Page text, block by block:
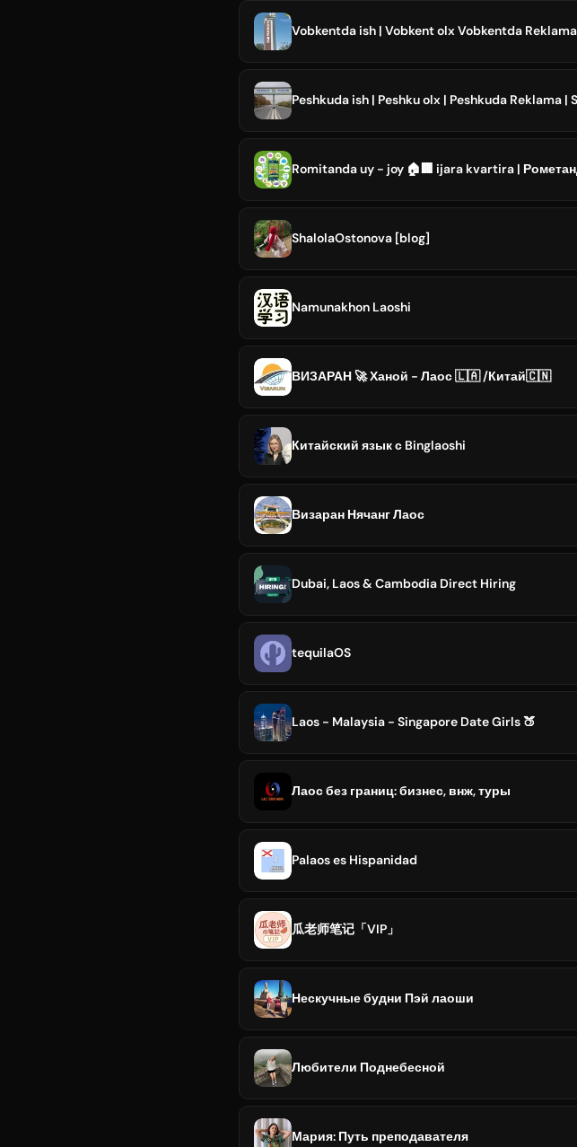
ShalolaOstonova [blog]
Namunakhon Laoshi
ВИЗАРАН 🚀 Ханой - Лаос 🇱🇦 /Китай🇨🇳
Китайский язык с Binglaoshi
Визаран Нячанг Лаос
Dubai, Laos & Cambodia Direct Hiring
tequilaOS
Laos - Malaysia - Singapore Date Girls 🍑
Лаос без границ: бизнес, внж, туры
Palaos es Hispanidad
瓜老师笔记「VIP」
Нескучные будни Пэй лаоши
Любители Поднебесной
Мария: Путь преподавателя